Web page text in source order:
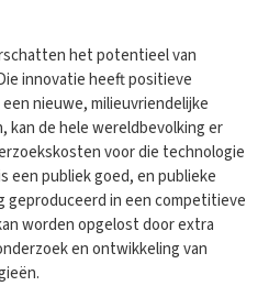
het potentieel van
innovatie heeft positieve
nieuwe, milieuvriendelijke
kan de hele wereldbevolking er
voor die technologie
een publiek goed, en publieke
geproduceerd in een competitieve
worden opgelost door extra
en ontwikkeling van